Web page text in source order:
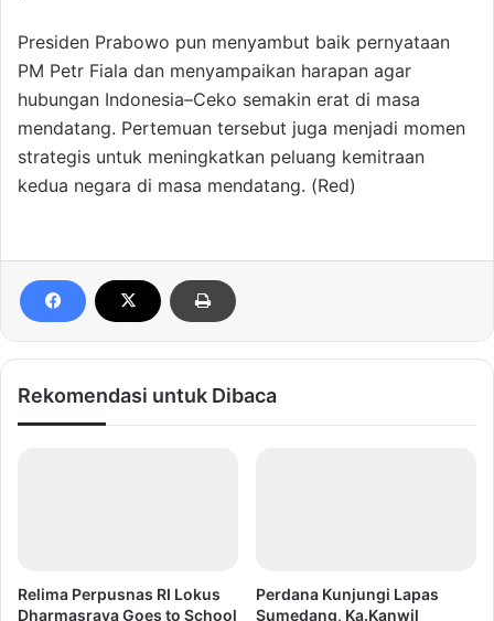
Presiden Prabowo pun menyambut baik pernyataan
PM Petr Fiala dan menyampaikan harapan agar
hubungan Indonesia–Ceko semakin erat di masa
mendatang. Pertemuan tersebut juga menjadi momen
strategis untuk meningkatkan peluang kemitraan
kedua negara di masa mendatang. (Red)
Rekomendasi untuk Dibaca
Relima Perpusnas RI Lokus
Dharmasraya Goes to School
Perdana Kunjungi Lapas
Sumedang, Ka.Kanwil